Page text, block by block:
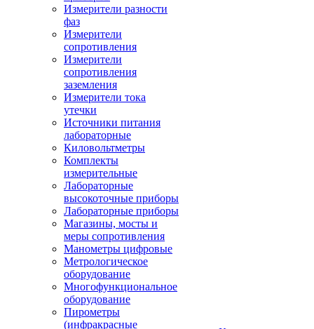
Измерители разности
фаз
Измерители
сопротивления
Измерители
сопротивления
заземления
Измерители тока
утечки
Источники питания
лабораторные
Киловольтметры
Комплекты
измерительные
Лабораторные
высокоточные приборы
Лабораторные приборы
Магазины, мосты и
меры сопротивления
Манометры цифровые
Метрологическое
оборудование
Многофункциональное
оборудование
Пирометры
(инфракрасные